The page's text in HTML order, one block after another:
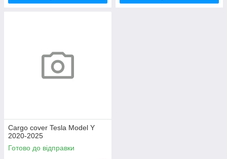
Cargo cover Tesla Model Y
2020-2025
Готово до відправки